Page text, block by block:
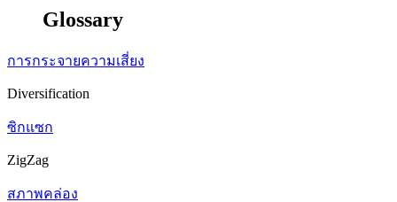
Glossary
การกระจายความเสี่ยง
Diversification
ซิกแซก
ZigZag
สภาพคล่อง